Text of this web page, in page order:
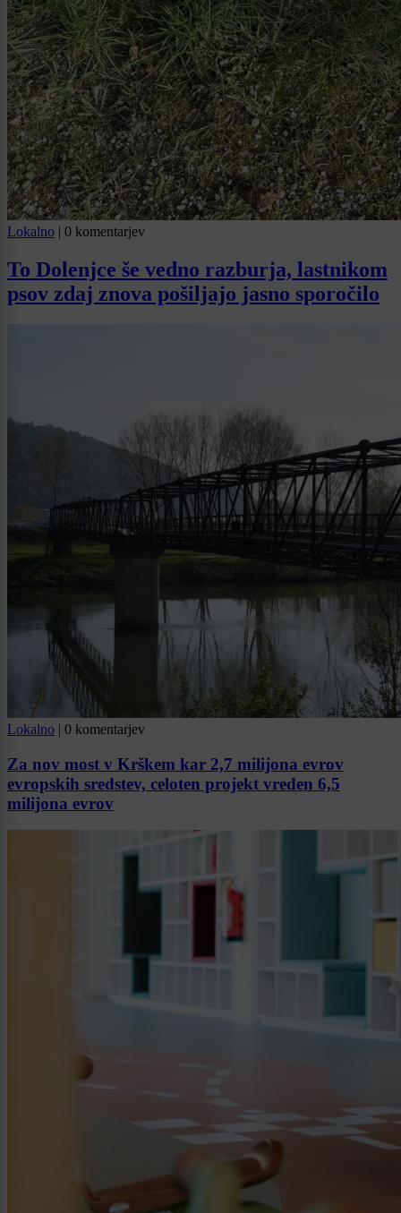
Lokalno | 0 komentarjev
To Dolenjce še vedno razburja, lastnikom
psov zdaj znova pošiljajo jasno sporočilo
Lokalno | 0 komentarjev
Za nov most v Krškem kar 2,7 milijona evrov
evropskih sredstev, celoten projekt vreden 6,5
milijona evrov